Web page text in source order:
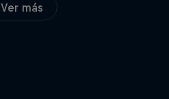
Ver más